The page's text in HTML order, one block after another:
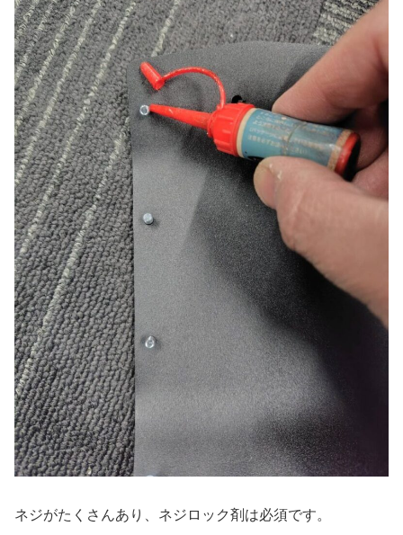
ネジがたくさんあり、ネジロック剤は必須です。